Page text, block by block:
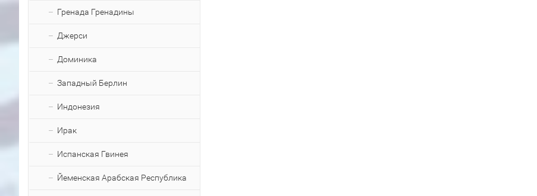
Гренада Гренадины
Джерси
Доминика
Западный Берлин
Индонезия
Ирак
Испанская Гвинея
Йеменская Арабская Республика